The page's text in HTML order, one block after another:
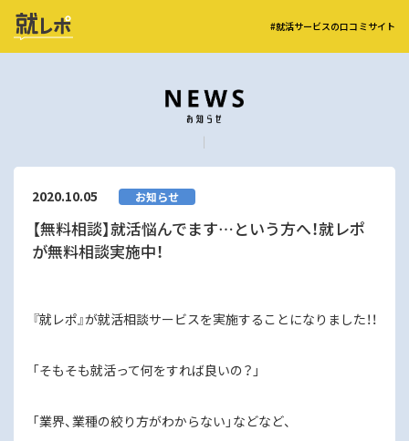
#就活サービスの口コミサイト
2020.10.05 お知らせ
【無料相談】就活悩んでます…という方へ！就レポ
が無料相談実施中！
『就レポ』が就活相談サービスを実施することになりました！！
「そもそも就活って何をすれば良いの？」
「業界、業種の絞り方がわからない」などなど、